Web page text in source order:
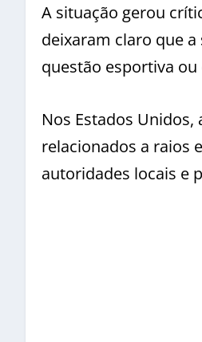
A situação gerou
deixaram claro que
questão esportiva
Nos Estados
relacionados a raios
autoridades locais e